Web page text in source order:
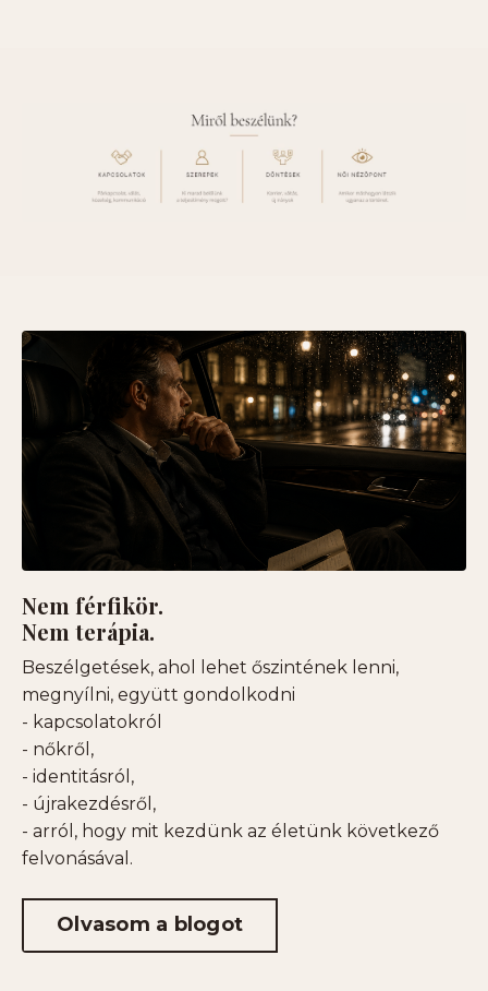
Nem férfikör.
Nem terápia.
Beszélgetések, ahol lehet őszintének lenni,
megnyílni, együtt gondolkodni
- kapcsolatokról
- nőkről,
- identitásról,
- újrakezdésről,
- arról, hogy mit kezdünk az életünk következő
felvonásával.
Olvasom a blogot